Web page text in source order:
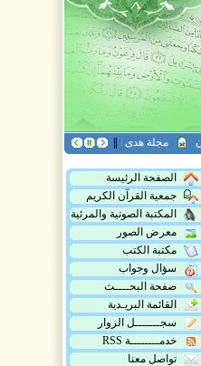
مجلة هدى القرآن العدد التاسع عشر
الصفحة الرئيسة
جمعية القرآن الكريم
المكتبة الصوتية والمرئية
معرض الصور
مكتبة الكتب
سؤال وجواب
صفحة البحــــث
القائمة البريـدية
سجـــــــل الزوار
خدمــــــــة RSS
تواصل معنا